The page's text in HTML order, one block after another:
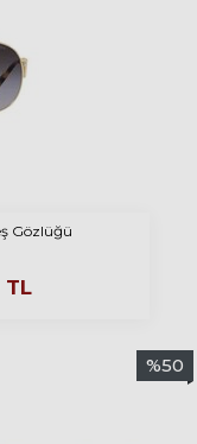
Gözlüğü
TL
%50